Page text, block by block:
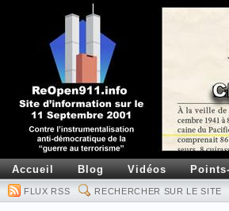
Accueil Blog Vidéos
FLUX RSS RECHERCHER SUR LE SITE